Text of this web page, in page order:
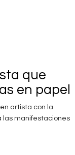
que
en papel
artista con la
las manifestaciones